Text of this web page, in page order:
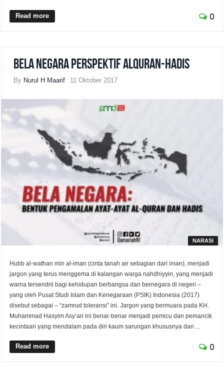
Read more 0
Bela Negara Perspektif Alquran-Hadis
By Nurul H Maarif 11 Oktober 2017
NARASI
Hubb al-wathan min al-iman (cinta tanah air sebagian dari iman), menjadi
jargon yang terus menggema di kalangan warga nahdhiyyin, yang menjadi
warna tersendrii bagi kehidupan berbangsa dan bernegara di negeri –
yang oleh Pusat Studi Islam dan Kenegaraan (PSIK) Indonesia (2017)
disebut sebagai – “zamrud toleransi” ini. Jargon yang bermuara pada KH.
Muhammad Hasyim Asy’ari ini benar-benar menjadi pemicu dan pemancik
kecintaan yang mendalam pada diri kaum sarungan khususnya dan ...
Read more 0